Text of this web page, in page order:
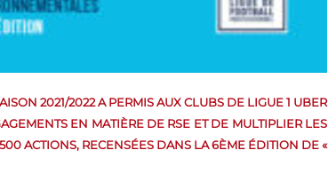
2021/2022 A PERMIS AUX CLUBS DE LIGUE 1 UBER
EN MATIÈRE DE RSE ET DE MULTIPLIER LES
ACTIONS, RECENSÉES DANS LA 6ÈME ÉDITION DE «